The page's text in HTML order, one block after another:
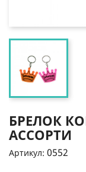
БРЕЛОК
АССОРТИ
Артикул: 0552